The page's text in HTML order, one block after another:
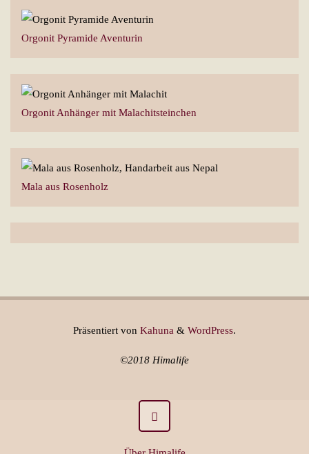
Orgonit Pyramide Aventurin
Orgonit Anhänger mit Malachitsteinchen
Mala aus Rosenholz
Präsentiert von Kahuna & WordPress.
©2018 Himalife